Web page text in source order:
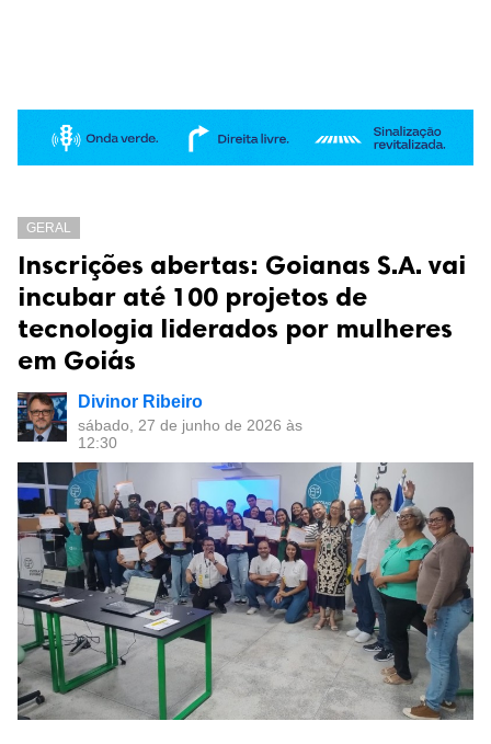
GERAL
Inscrições abertas: Goianas S.A. vai
incubar até 100 projetos de
tecnologia liderados por mulheres
em Goiás
Divinor Ribeiro
sábado, 27 de junho de 2026 às
12:30